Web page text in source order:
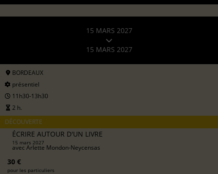
15 MARS 2027
15 MARS 2027
BORDEAUX
présentiel
11h30-13h30
2 h.
DÉCOUVERTE
ÉCRIRE AUTOUR D'UN LIVRE
15 mars 2027
avec Arlette Mondon-Neycensas
30 €
pour les particuliers